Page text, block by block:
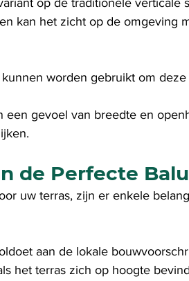
op de traditionele verticale
kan het zicht op de omgeving
worden gebruikt om
een gevoel van breedte en
de Perfecte
uw terras, zijn er enkele
aan de lokale
het terras zich op hoogte